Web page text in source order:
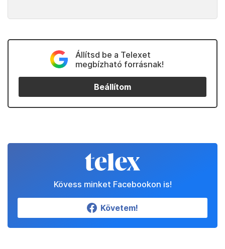
Állítsd be a Telexet
megbízható forrásnak!
Beállítom
Kövess minket Facebookon is!
Követem!